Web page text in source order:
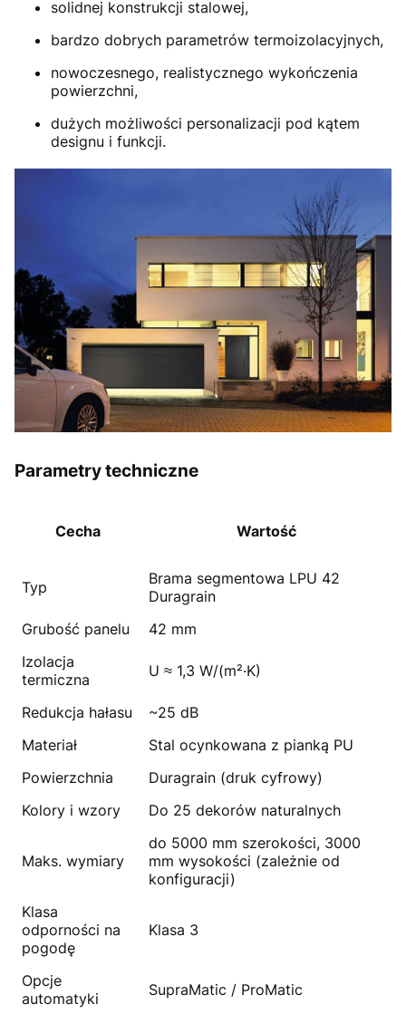
solidnej konstrukcji stalowej,
bardzo dobrych parametrów termoizolacyjnych,
nowoczesnego, realistycznego wykończenia
powierzchni,
dużych możliwości personalizacji pod kątem
designu i funkcji.
Parametry techniczne
Cecha Wartość
Typ
Brama segmentowa LPU 42
Duragrain
Grubość panelu
42 mm
Izolacja
termiczna
U ≈ 1,3 W/(m²·K)
Redukcja hałasu
~25 dB
Materiał
Stal ocynkowana z pianką PU
Powierzchnia
Duragrain (druk cyfrowy)
Kolory i wzory
Do 25 dekorów naturalnych
Maks. wymiary
do 5000 mm szerokości, 3000
mm wysokości (zależnie od
konfiguracji)
Klasa
odporności na
pogodę
Klasa 3
Opcje
automatyki
SupraMatic / ProMatic